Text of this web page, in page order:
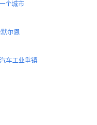
个城市
尔恩
车工业重镇